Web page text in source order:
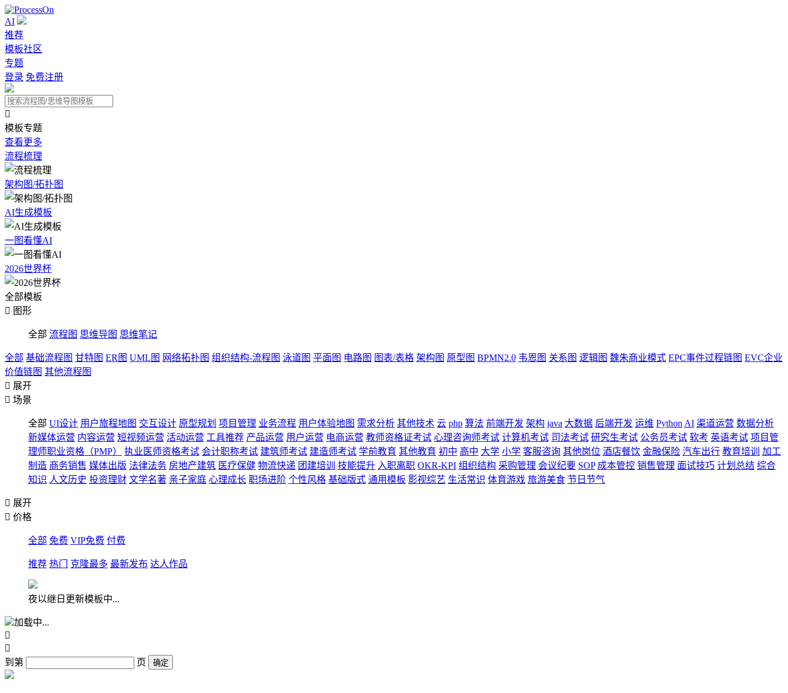
AI
推荐
模板社区
专题
登录 免费注册

模板专题
查看更多
流程梳理
架构图/拓扑图
AI生成模板
一图看懂AI
2026世界杯
全部模板
 图形
全部 流程图 思维导图 思维笔记
全部 基础流程图 甘特图 ER图 UML图 网络拓扑图 组织结构-流程图 泳道图 平面图 电路图 图表/表格 架构图 原型图 BPMN2.0 韦恩图 关系图 逻辑图 魏朱商业模式 EPC事件过程链图 EVC企业
价值链图 其他流程图
 展开
 场景
全部 UI设计 用户旅程地图 交互设计 原型规划 项目管理 业务流程 用户体验地图 需求分析 其他技术 云 php 算法 前端开发 架构 java 大数据 后端开发 运维 Python AI 渠道运营 数据分析
新媒体运营 内容运营 短视频运营 活动运营 工具推荐 产品运营 用户运营 电商运营 教师资格证考试 心理咨询师考试 计算机考试 司法考试 研究生考试 公务员考试 软考 英语考试 项目管
理师职业资格（PMP）
执业医师资格考试 会计职称考试 建筑师考试 建造师考试 学前教育 其他教育 初中 高中 大学 小学 客服咨询 其他岗位 酒店餐饮 金融保险 汽车出行 教育培训
加工
制造 商务销售 媒体出版 法律法务 房地产建筑 医疗保健 物流快递 团建培训 技能提升 入职离职 OKR-KPI 组织结构 采购管理 会议纪要 SOP 成本管控 销售管理 面试技巧 计划总结 综合
知识 人文历史 投资理财 文学名著 亲子家庭 心理成长 职场进阶 个性风格 基础版式 通用模板 影视综艺 生活常识 体育游戏 旅游美食 节日节气
 展开
 价格
全部 免费 VIP免费 付费
推荐 热门 克隆最多 最新发布 达人作品
夜以继日更新模板中...
加载中...


到第
页 确定